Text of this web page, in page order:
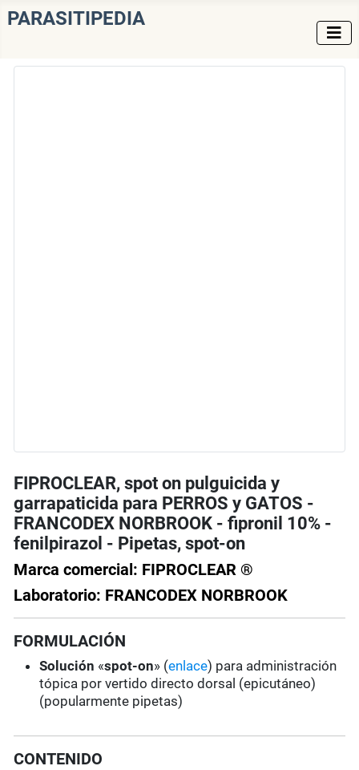
PARASITIPEDIA
FIPROCLEAR, spot on pulguicida y
garrapaticida para PERROS y GATOS -
FRANCODEX NORBROOK - fipronil 10% -
fenilpirazol - Pipetas, spot-on
Marca comercial: FIPROCLEAR ®
Laboratorio: FRANCODEX NORBROOK
FORMULACIÓN
Solución «spot-on» (enlace) para administración
tópica por vertido directo dorsal (epicutáneo)
(popularmente pipetas)
CONTENIDO